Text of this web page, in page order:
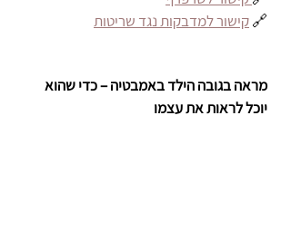
🔗 קישור למדבקות נגד שריטות
מראה בגובה הילד באמבטיה – כדי שהוא
יוכל לראות את עצמו